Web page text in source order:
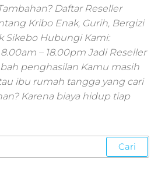
pemasaran
smm,media
digital,jasa digital
marketing
terbaik,marketing
online offline,jasa
digital marketing
murah,marketing
digital,digital
marketing untuk
umkm,digital
Daftar Reseller
Kribo Enak, Gurih, Bergizi
Sikebo Hubungi Kami:
– 18.00pm Jadi Reseller
penghasilan Kamu masih
ibu rumah tangga yang cari
Karena biaya hidup tiap